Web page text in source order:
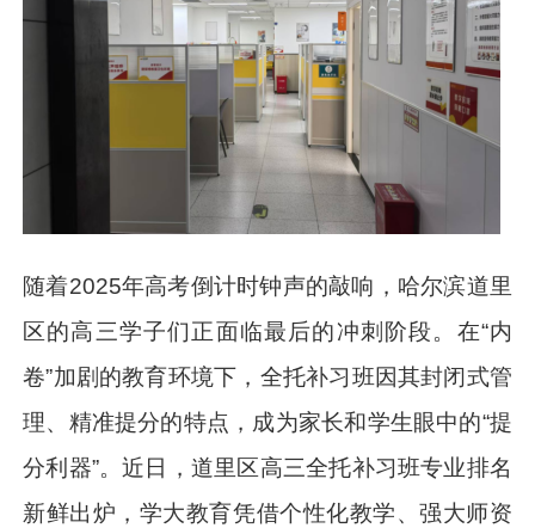
随着2025年高考倒计时钟声的敲响，哈尔滨道里
区的高三学子们正面临最后的冲刺阶段。在“内
卷”加剧的教育环境下，全托补习班因其封闭式管
理、精准提分的特点，成为家长和学生眼中的“提
分利器”。近日，道里区高三全托补习班专业排名
新鲜出炉，学大教育凭借个性化教学、强大师资